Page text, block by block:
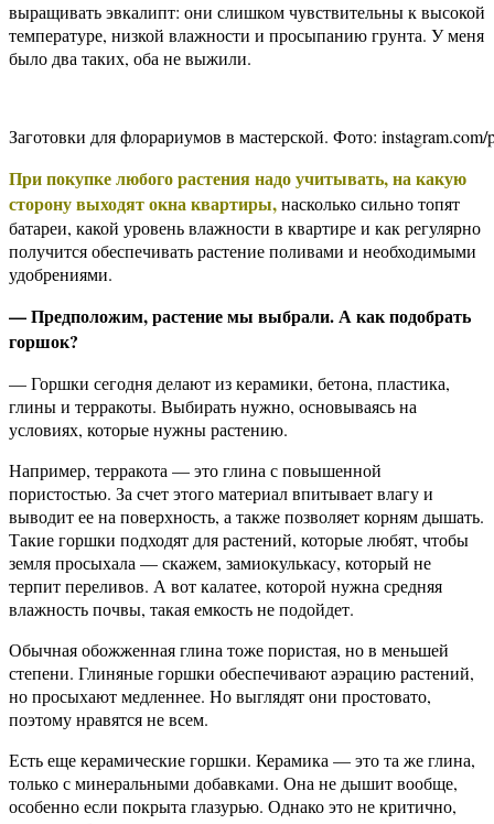
выращивать эвкалипт: они слишком чувствительны к высокой
температуре, низкой влажности и просыпанию грунта. У меня
было два таких, оба не выжили.
Заготовки для флорариумов в мастерской. Фото: instagram.com/
При покупке любого растения надо учитывать, на какую
сторону выходят окна квартиры,насколько сильно топят
батареи, какой уровень влажности в квартире и как регулярно
получится обеспечивать растение поливами и необходимыми
удобрениями.
— Предположим, растение мы выбрали. А как подобрать
горшок?
— Горшки сегодня делают из керамики, бетона, пластика,
глины и терракоты. Выбирать нужно, основываясь на
условиях, которые нужны растению.
Например, терракота — это глина с повышенной
пористостью. За счет этого материал впитывает влагу и
выводит ее на поверхность, а также позволяет корням дышать.
Такие горшки подходят для растений, которые любят, чтобы
земля просыхала — скажем, замиокулькасу, который не
терпит переливов. А вот калатее, которой нужна средняя
влажность почвы, такая емкость не подойдет.
Обычная обожженная глина тоже пористая, но в меньшей
степени. Глиняные горшки обеспечивают аэрацию растений,
но просыхают медленнее. Но выглядят они простовато,
поэтому нравятся не всем.
Есть еще керамические горшки. Керамика — это та же глина,
только с минеральными добавками. Она не дышит вообще,
особенно если покрыта глазурью. Однако это не критично,